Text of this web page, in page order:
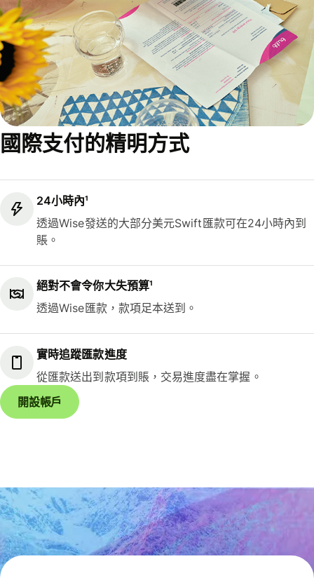
國際支付的精明方式
24小時內¹
透過Wise發送的大部分美元Swift匯款可在24小時內到
賬。
絕對不會令你大失預算¹
透過Wise匯款，款項足本送到。
實時追蹤匯款進度
從匯款送出到款項到賬，交易進度盡在掌握。
開設帳戶